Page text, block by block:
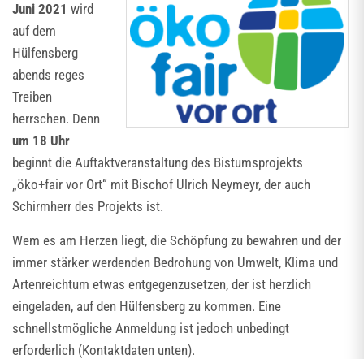
Juni 2021 wird
auf dem
Hülfensberg
abends reges
Treiben
herrschen. Denn
um 18 Uhr
beginnt die Auftaktveranstaltung des Bistumsprojekts
„öko+fair vor Ort“ mit Bischof Ulrich Neymeyr, der auch
Schirmherr des Projekts ist.
Wem es am Herzen liegt, die Schöpfung zu bewahren und der
immer stärker werdenden Bedrohung von Umwelt, Klima und
Artenreichtum etwas entgegenzusetzen, der ist herzlich
eingeladen, auf den Hülfensberg zu kommen. Eine
schnellstmögliche Anmeldung ist jedoch unbedingt
erforderlich (Kontaktdaten unten).